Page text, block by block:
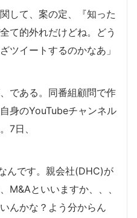
して、案の定、『知った
て的外れだけどね。どう
ツイートするのかなあ」
である。同番組顧問で作
身のYouTubeチャンネル
7日、
んです。親会社(DHC)が
M&Aといいますか、、、
んかな？よう分からん